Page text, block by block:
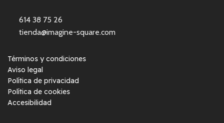
614 38 75 26
tienda@imagine-square.com
Términos y condiciones
Aviso legal
Política de privacidad
Política de cookies
Accesibilidad